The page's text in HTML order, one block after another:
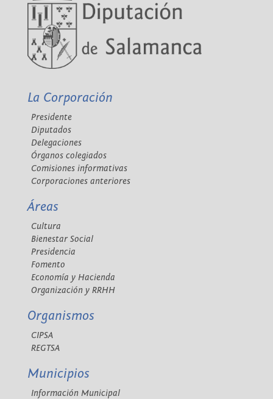
La Corporación
Presidente
Diputados
Delegaciones
Órganos colegiados
Comisiones informativas
Corporaciones anteriores
Áreas
Cultura
Bienestar Social
Presidencia
Fomento
Economía y Hacienda
Organización y RRHH
Organismos
CIPSA
REGTSA
Municipios
Información Municipal